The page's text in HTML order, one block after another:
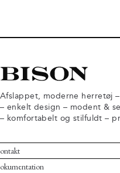
Afslappet, moderne herretøj
– enkelt design – modent &
– komfortabelt og stilfuldt –